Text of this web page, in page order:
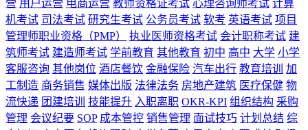
营 用户运营 电商运营 教师资格证考试 心理咨询师考试 计算
机考试 司法考试 研究生考试 公务员考试 软考 英语考试 项目
管理师职业资格（PMP）
执业医师资格考试 会计职称考试 建
筑师考试 建造师考试 学前教育 其他教育 初中 高中 大学 小学
客服咨询 其他岗位 酒店餐饮 金融保险 汽车出行 教育培训
加
工制造 商务销售 媒体出版 法律法务 房地产建筑 医疗保健 物
流快递 团建培训 技能提升 入职离职 OKR-KPI 组织结构 采购
管理 会议纪要 SOP 成本管控 销售管理 面试技巧 计划总结 综